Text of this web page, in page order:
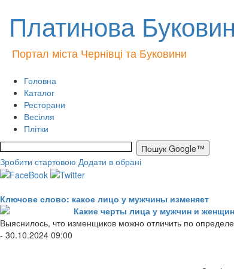
Платинова
Портал міста Чернівці та Буковини
Головна
Каталог
Ресторани
Весілля
Плітки
Зробити стартовою Додати в обрані
Ключове слово: какое лицо у мужчины изменяет
Какие черты лица у мужчин и
Выяснилось, что изменщиков можно отличить по
- 30.10.2024 09:00